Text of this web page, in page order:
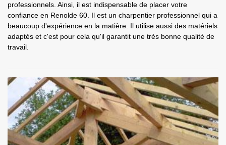
professionnels. Ainsi, il est indispensable de placer votre
confiance en Renolde 60. Il est un charpentier professionnel qui a
beaucoup d'expérience en la matière. Il utilise aussi des matériels
adaptés et c'est pour cela qu'il garantit une très bonne qualité de
travail.